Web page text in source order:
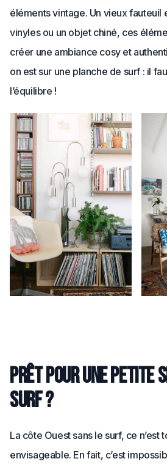
éléments vintage. Un vieux fauteuil
vinyles ou un objet chiné, ces
créer une ambiance cosy et
on est sur une planche de surf : il
l’équilibre !
Prêt pour une petite
surf ?
La côte Ouest sans le surf, ce n’est
envisageable. En fait, c’est